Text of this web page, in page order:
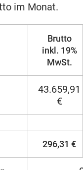
im Monat.
Brutto
inkl. 19%
MwSt.
43.659,91
€
296,31 €